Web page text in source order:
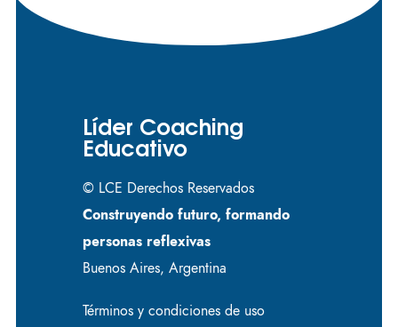
Líder Coaching
Educativo
© LCE Derechos Reservados
Construyendo futuro, formando
personas reflexivas
Buenos Aires, Argentina
Términos y condiciones de uso